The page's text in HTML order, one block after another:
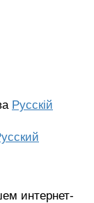
Русскiй
интернет-